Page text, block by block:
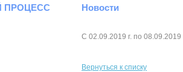
ПРОЦЕСС Новости
С 02.09.2019 г. по
Вернуться к списку